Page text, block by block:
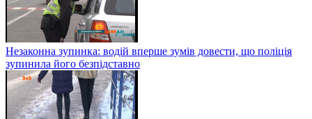
Незаконна зупинка: водій вперше зумів довести, що поліція
зупинила його безпідставно